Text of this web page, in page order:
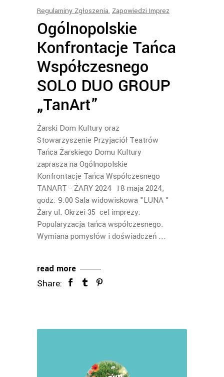
Regulaminy Zgłoszenia, Zapowiedzi Imprez
Ogólnopolskie
Konfrontacje Tańca
Współczesnego
SOLO DUO GROUP
„TanArt”
Żarski Dom Kultury oraz
Stowarzyszenie Przyjaciół Teatrów
Tańca Żarskiego Domu Kultury
zaprasza na Ogólnopolskie
Konfrontacje Tańca Współczesnego
TANART - ŻARY 2024 18 maja 2024,
godz. 9.00 Sala widowiskowa "LUNA "
Żary ul. Okrzei 35 cel imprezy:
Popularyzacja tańca współczesnego.
Wymiana pomysłów i doświadczeń
read more
Share: